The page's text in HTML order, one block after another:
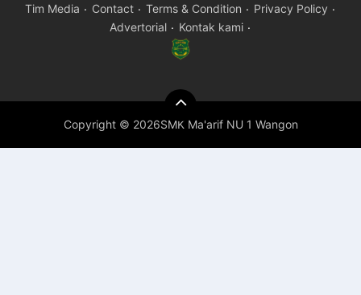
Tim Media Contact Terms & Condition
Privacy Policy
Advertorial
Kontak kami
Copyright © 2026SMK Ma'arif NU 1 Wangon